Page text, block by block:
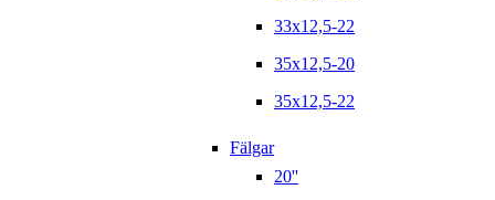
33x12,5-22
35x12,5-20
35x12,5-22
Fälgar
20''